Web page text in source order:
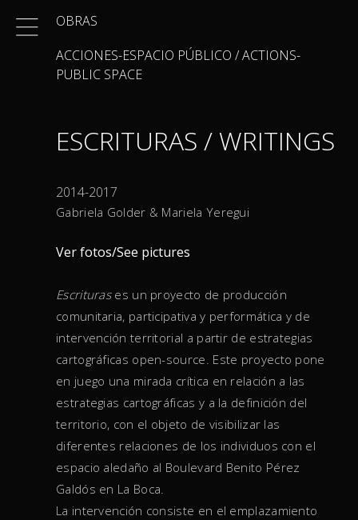
OBRAS
ACCIONES-ESPACIO PÚBLICO / ACTIONS-
PUBLIC SPACE
ESCRITURAS / WRITINGS
2014-2017
Gabriela Golder & Mariela Yeregui
Ver fotos/See pictures
Escriturases un proyecto de producción
comunitaria, participativa y performática y de
intervención territorial a partir de estrategias
cartográficas open-source. Este proyecto pone
en juego una mirada crítica en relación a las
estrategias cartográficas y a la definición del
territorio, con el objeto de visibilizar las
diferentes relaciones de los individuos con el
espacio aledaño al Boulevard Benito Pérez
Galdós en La Boca.
La intervención consiste en el emplazamiento